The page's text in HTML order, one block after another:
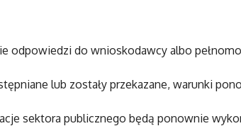
odpowiedzi do wnioskodawcy albo
lub zostały przekazane, warunki
sektora publicznego będą ponownie